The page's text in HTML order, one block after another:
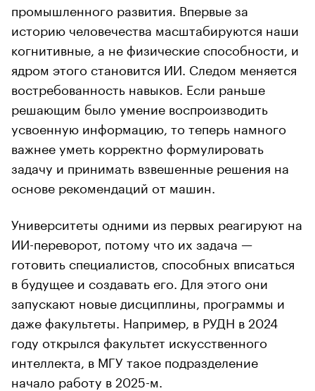
промышленного развития. Впервые за
историю человечества масштабируются наши
когнитивные, а не физические способности, и
ядром этого становится ИИ. Следом меняется
востребованность навыков. Если раньше
решающим было умение воспроизводить
усвоенную информацию, то теперь намного
важнее уметь корректно формулировать
задачу и принимать взвешенные решения на
основе рекомендаций от машин.
Университеты одними из первых реагируют на
ИИ-переворот, потому что их задача —
готовить специалистов, способных вписаться
в будущее и создавать его. Для этого они
запускают новые дисциплины, программы и
даже факультеты. Например, в РУДН в 2024
году открылся факультет искусственного
интеллекта, в МГУ такое подразделение
начало работу в 2025-м.